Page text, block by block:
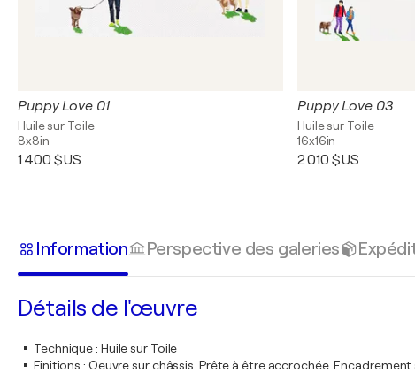
Puppy Love 01
Huile sur Toile
8x8in
1 400 $US
Puppy Love 03
Huile sur Toile
16x16in
2 010 $US
Information Perspective des galeries
Détails de l'œuvre
Technique: Huile sur Toile
Finitions : Oeuvre sur châssis. Prête à être accrochée. Encadrement